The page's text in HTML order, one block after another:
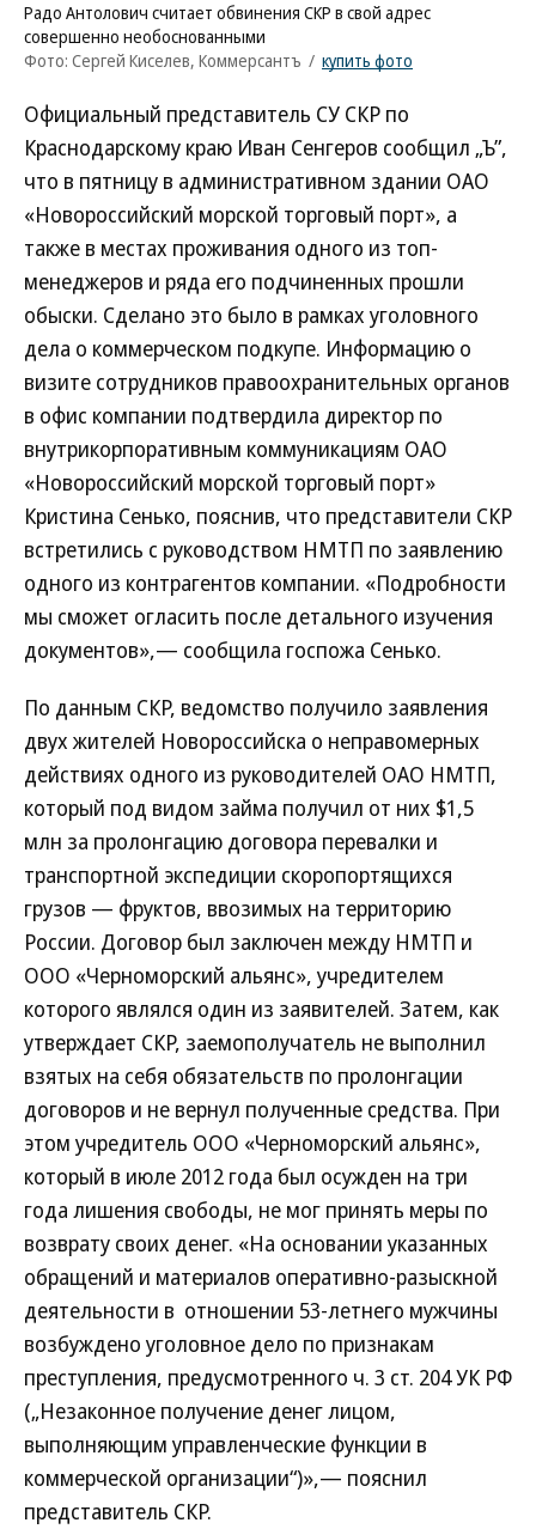
Радо Антолович считает обвинения СКР в свой адрес
совершенно необоснованными
Фото: Сергей Киселев, Коммерсантъ / купить фото
Официальный представитель СУ СКР по
Краснодарскому краю Иван Сенгеров сообщил „Ъ”,
что в пятницу в административном здании ОАО
«Новороссийский морской торговый порт», а
также в местах проживания одного из топ-
менеджеров и ряда его подчиненных прошли
обыски. Сделано это было в рамках уголовного
дела о коммерческом подкупе. Информацию о
визите сотрудников правоохранительных органов
в офис компании подтвердила директор по
внутрикорпоративным коммуникациям ОАО
«Новороссийский морской торговый порт»
Кристина Сенько, пояснив, что представители СКР
встретились с руководством НМТП по заявлению
одного из контрагентов компании. «Подробности
мы сможет огласить после детального изучения
документов»,— сообщила госпожа Сенько.
По данным СКР, ведомство получило заявления
двух жителей Новороссийска о неправомерных
действиях одного из руководителей ОАО НМТП,
который под видом займа получил от них $1,5
млн за пролонгацию договора перевалки и
транспортной экспедиции скоропортящихся
грузов — фруктов, ввозимых на территорию
России. Договор был заключен между НМТП и
ООО «Черноморский альянс», учредителем
которого являлся один из заявителей. Затем, как
утверждает СКР, заемополучатель не выполнил
взятых на себя обязательств по пролонгации
договоров и не вернул полученные средства. При
этом учредитель ООО «Черноморский альянс»,
который в июле 2012 года был осужден на три
года лишения свободы, не мог принять меры по
возврату своих денег. «На основании указанных
обращений и материалов оперативно-разыскной
деятельности в отношении 53-летнего мужчины
возбуждено уголовное дело по признакам
преступления, предусмотренного ч. 3 ст. 204 УК РФ
(„Незаконное получение денег лицом,
выполняющим управленческие функции в
коммерческой организации“)»,— пояснил
представитель СКР.